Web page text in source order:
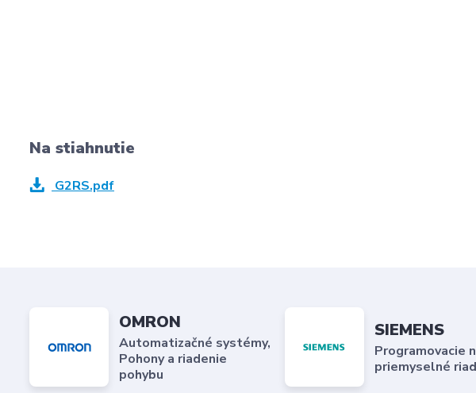
Na stiahnutie
G2RS.pdf
OMRON
Automatizačné systémy,
Pohony a riadenie
pohybu
SIEMENS
Programovacie
priemyselné